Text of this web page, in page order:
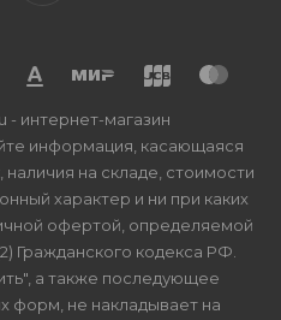
- интернет-магазин
информация, касающаяся
наличия на складе, стоимости
характер и ни при каких
офертой, определяемой
Гражданского кодекса РФ.
а также последующее
форм, не накладывает на